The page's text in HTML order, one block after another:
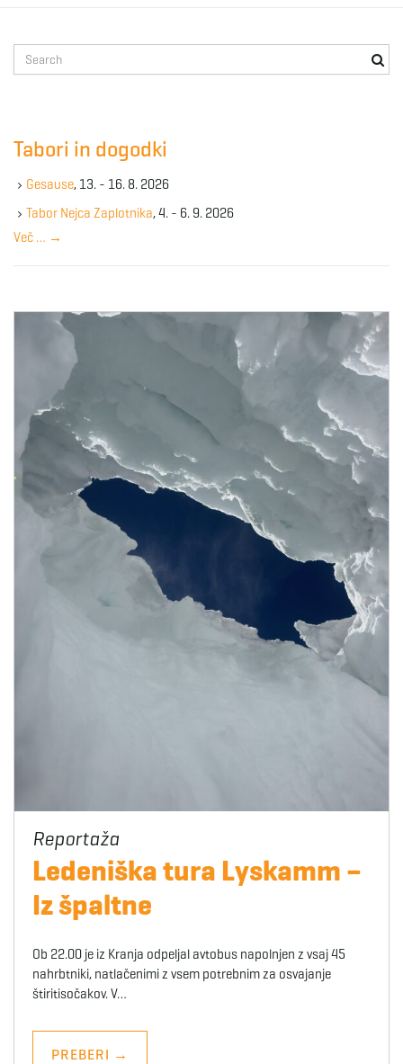
e
e
y
w
r
Tabori in dogodki
Gesause, 13. - 16. 8. 2026
Tabor Nejca Zaplotnika, 4. - 6. 9. 2026
Več … →
Ledeniška tura Lyskamm –
Iz špaltne
Ob 22.00 je iz Kranja odpeljal avtobus napolnjen z vsaj 45
nahrbtniki, natlačenimi z vsem potrebnim za osvajanje
štiritisočakov. V…
PREBERI →